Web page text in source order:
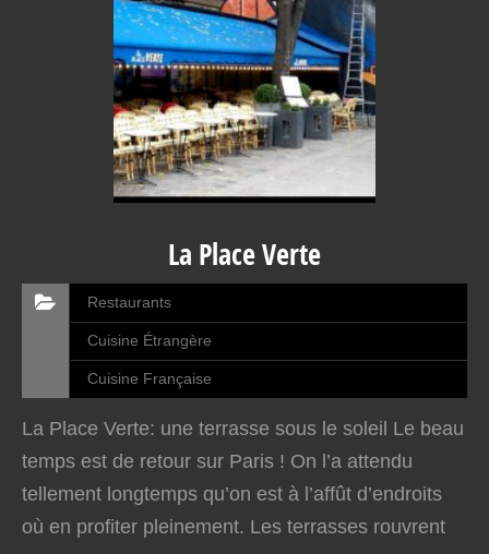
La Place Verte
Restaurants
Cuisine Étrangère
Cuisine Française
La Place Verte: une terrasse sous le soleil Le beau
temps est de retour sur Paris ! On l’a attendu
tellement longtemps qu’on est à l’affût d’endroits
où en profiter pleinement. Les terrasses rouvrent